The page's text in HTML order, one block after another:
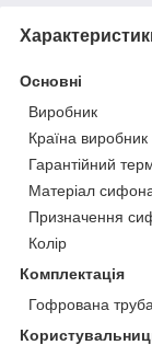
Основні
Виробник
Країна виробник
Гарантійний
Матеріал
Призначення
Колір
Комплектація
Гофрована труба